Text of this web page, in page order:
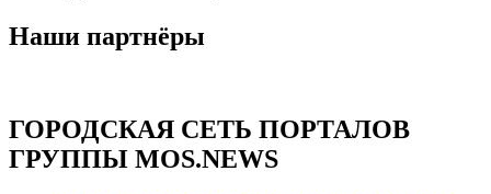
Наши партнёры
ГОРОДСКАЯ СЕТЬ ПОРТАЛОВ
ГРУППЫ MOS.NEWS